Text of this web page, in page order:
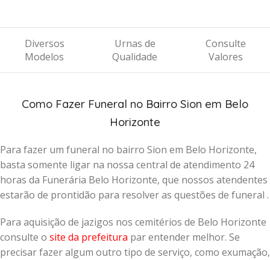
Diversos
Modelos
Urnas de
Qualidade
Consulte
Valores
Como Fazer Funeral no Bairro Sion em Belo
Horizonte
Para fazer um funeral no bairro Sion em Belo Horizonte,
basta somente ligar na nossa central de atendimento 24
horas da Funerária Belo Horizonte, que nossos atendentes
estarão de prontidão para resolver as questões de funeral .
Para aquisição de jazigos nos cemitérios de Belo Horizonte
consulte o site da prefeitura par entender melhor. Se
precisar fazer algum outro tipo de serviço, como exumação,